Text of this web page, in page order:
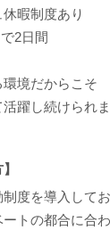
暇制度あり
2日間
境だからこそ
躍し続けられま
度を導入してお
トの都合に合